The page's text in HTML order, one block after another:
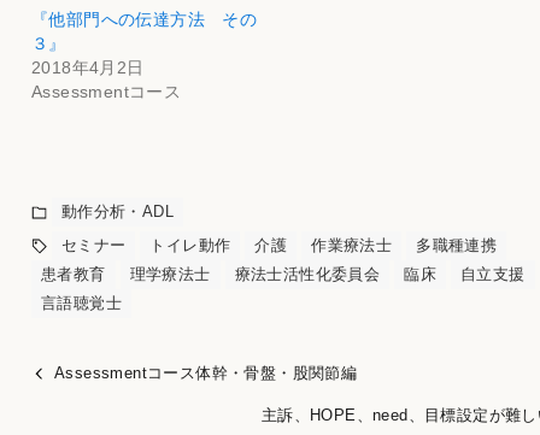
『他部門への伝達方法 その
３』
2018年4月2日
Assessmentコース
動作分析・ADL
セミナー
トイレ動作 介護 作業療法士
多職種連携
患者教育
理学療法士 療法士活性化委員会 臨床
自立支援
言語聴覚士
Assessmentコース体幹・骨盤・股関節編
主訴、HOPE、need、目標設定が難